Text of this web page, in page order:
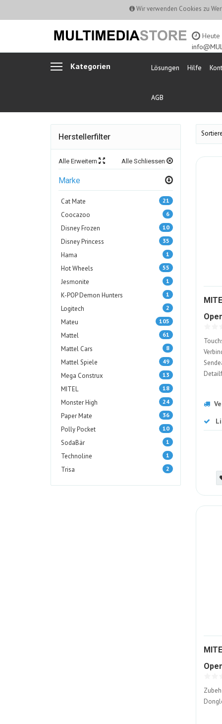
Wir verwenden Cookies zu
Kategorien Lösungen Hilfe
AGB
Herstellerfilter
Alle Erweitern Alle Schliessen
Marke
Cat Mate 21
Coocazoo 6
Disney Frozen 10
Disney Princess 35
Hama 1
Hot Wheels 55
Jesmonite 1
K-POP Demon Hunters 1
Logitech 2
Mateu 105
Mattel 61
Mattel Cars 8
Mattel Spiele 49
Mega Construx 13
MITEL 18
Monster High 24
Paper Mate 36
Polly Pocket 10
SodaBär 1
Technoline 1
Trisa 2